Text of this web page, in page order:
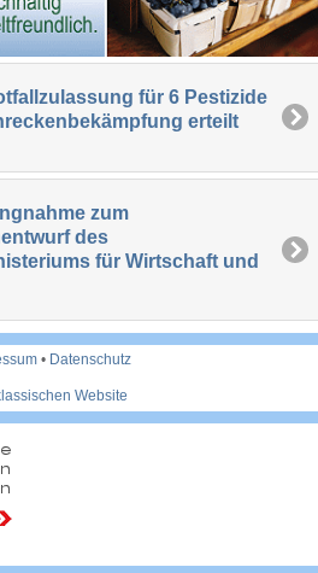
für 6 Pestizide
erteilt
zum
des
für Wirtschaft und
• Datenschutz
Website